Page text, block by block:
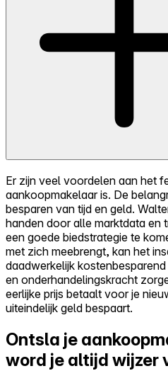
Er zijn veel voordelen aan het
aankoopmakelaar is. De
besparen van tijd en geld.
handen door alle marktdata en
een goede biedstrategie te
met zich meebrengt, kan het
daadwerkelijk
en onderhandelingskracht
eerlijke prijs betaalt voor je
uiteindelijk geld bespaart.
Ontsla je
word je altijd wijzer